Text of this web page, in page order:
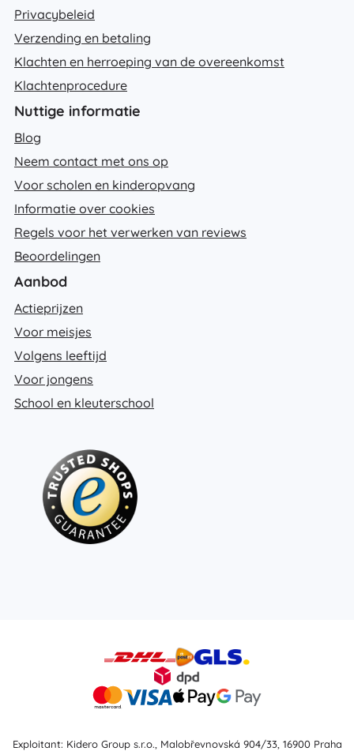
Privacybeleid
Verzending en betaling
Klachten en herroeping van de overeenkomst
Klachtenprocedure
Nuttige informatie
Blog
Neem contact met ons op
Voor scholen en kinderopvang
Informatie over cookies
Regels voor het verwerken van reviews
Beoordelingen
Aanbod
Actieprijzen
Voor meisjes
Volgens leeftijd
Voor jongens
School en kleuterschool
Exploitant: Kidero Group s.r.o., Malobřevnovská 904/33, 16900 Praha